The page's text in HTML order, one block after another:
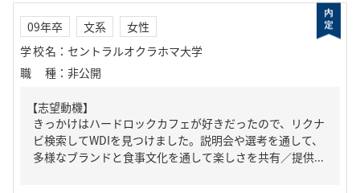
09年卒 文系
女性
学校名 ： セントラルオクラホマ大学
職種 ： 非公開
【志望動機】
きっかけはハードロックカフェが好きだったので、リクナ
ビ検索してWDIを見つけました。説明会や選考を通して、
多様なブランドと食事文化を通して楽しさを共有／提供...